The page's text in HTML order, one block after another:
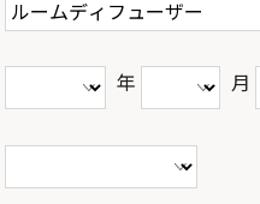
年 月